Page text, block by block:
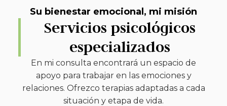
Su bienestar emocional, mi misión
Servicios psicológicos
especializados
En mi consulta encontrará un espacio de
apoyo para trabajar en las emociones y
relaciones. Ofrezco terapias adaptadas a cada
situación y etapa de vida.